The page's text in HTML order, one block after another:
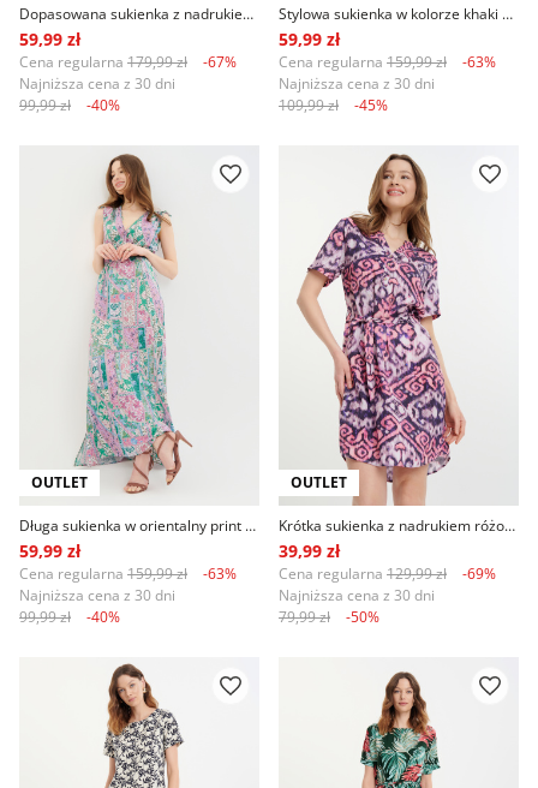
Dopasowana sukienka z nadrukiem w kwiaty kobalt
59,99 zł
Cena regularna 179,99 zł
-67%
Najniższa cena z 30 dni
99,99 zł
-40%
Stylowa sukienka w kolorze khaki kwiatowy print
59,99 zł
Cena regularna 159,99 zł
-63%
Najniższa cena z 30 dni
109,99 zł
-45%
OUTLET
Długa sukienka w orientalny print różowo-zielona
59,99 zł
Cena regularna 159,99 zł
-63%
Najniższa cena z 30 dni
99,99 zł
-40%
OUTLET
Krótka sukienka z nadrukiem różowo-czarna
39,99 zł
Cena regularna 129,99 zł
-69%
Najniższa cena z 30 dni
79,99 zł
-50%